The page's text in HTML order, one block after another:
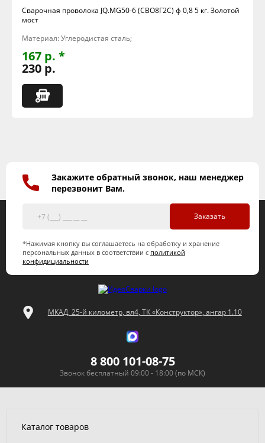
Сварочная проволока JQ.MG50-6 (СВО8Г2С) ф 0,8 5 кг. Золотой
мост
Материал: Углеродистая сталь;
167 р. *
230 р.
Закажите обратный звонок, наш менеджер
перезвонит Вам.
Заказать
*Нажимая кнопку вы соглашаетесь на обработку и хранение
персональных данных в соответствии с политикой
конфидициальности
МКАД, 25-й километр, вл4, ТК «Конструктор», ангар 1.10
8 800 101-08-75
Звонок бесплатный 09:00 - 18:00 (по МСК)
Каталог товаров